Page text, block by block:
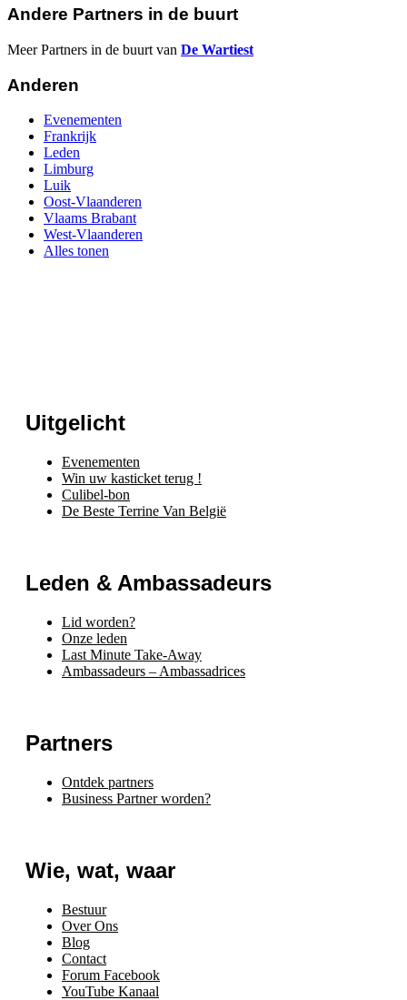
Andere Partners in de buurt
Meer Partners in de buurt van De Wartiest
Anderen
Evenementen
Frankrijk
Leden
Limburg
Luik
Oost-Vlaanderen
Vlaams Brabant
West-Vlaanderen
Alles tonen
Uitgelicht
Evenementen
Win uw kasticket terug !
Culibel-bon
De Beste Terrine Van België
Leden & Ambassadeurs
Lid worden?
Onze leden
Last Minute Take-Away
Ambassadeurs – Ambassadrices
Partners
Ontdek partners
Business Partner worden?
Wie, wat, waar
Bestuur
Over Ons
Blog
Contact
Forum Facebook
YouTube Kanaal